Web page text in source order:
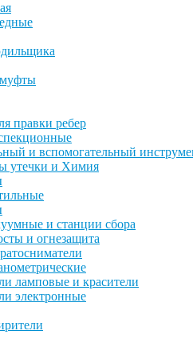
правки ребер
и вспомогательный
утечки и Химия
и станции сбора
и огнезащита
ламповые и красители
электронные